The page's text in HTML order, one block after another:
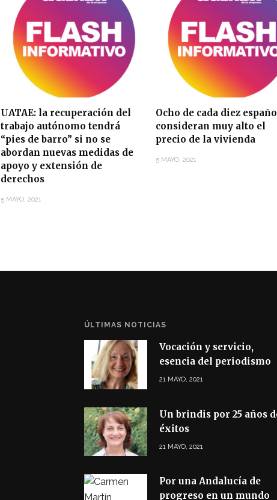
UATAE: la recuperación del
trabajo autónomo tendrá
“pies de barro” si no se
abordan nuevas medidas de
apoyo y extensión de
derechos
5 MAYO, 2021
Ocho de cada diez
consideran muy alto el
precio de la vivienda
5 MAYO, 2021
ÚLTIMAS NOTICIAS
Vocación y servicio,
esencia del periodismo
21 MAYO, 2021
Un brindis por 25 años
éxitos
21 MAYO, 2021
Por una Andalucía de
progreso en un mundo